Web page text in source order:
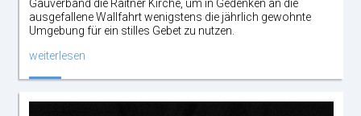
Gauverband die Raitner Kirche, um in Gedenken an die
ausgefallene Wallfahrt wenigstens die jährlich gewohnte
Umgebung für ein stilles Gebet zu nutzen.
weiterlesen